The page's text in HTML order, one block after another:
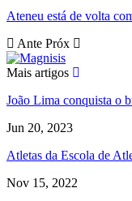
Ateneu está de volta
Ante Próx
Mais artigos
João Lima conquista o
Jun 20, 2023
Atletas da Escola de
Nov 15, 2022